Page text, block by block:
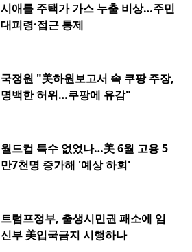
시애틀 주택가 가스 누출 비상…주민
대피령·접근 통제
국정원 "美하원보고서 속 쿠팡 주장,
명백한 허위…쿠팡에 유감"
월드컵 특수 없었나…美 6월 고용 5
만7천명 증가해 '예상 하회'
트럼프정부, 출생시민권 패소에 임
신부 美입국금지 시행하나